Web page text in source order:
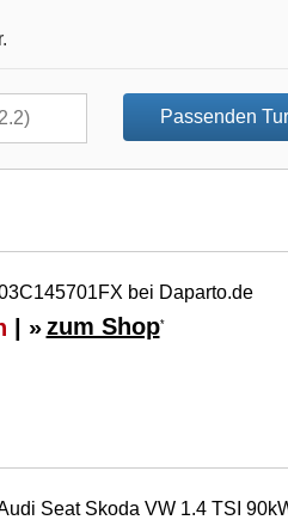
Passenden
bei Daparto.de
| » zum Shop*
Seat Skoda VW 1.4 TSI